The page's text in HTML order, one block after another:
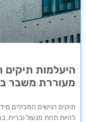
היעלמות תיקים
מעוררת משבר
תיקים רגישים המכילים
להיות תחת מנעול ובריח,